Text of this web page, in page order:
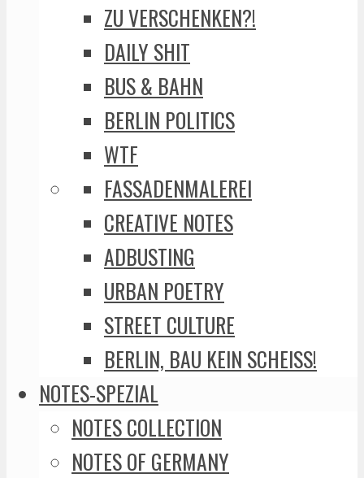
ZU VERSCHENKEN?!
DAILY SHIT
BUS & BAHN
BERLIN POLITICS
WTF
FASSADENMALEREI
CREATIVE NOTES
ADBUSTING
URBAN POETRY
STREET CULTURE
BERLIN, BAU KEIN SCHEISS!
NOTES-SPEZIAL
NOTES COLLECTION
NOTES OF GERMANY